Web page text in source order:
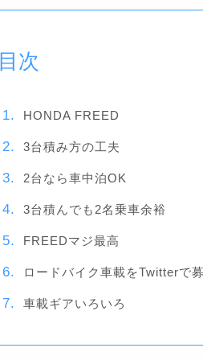
目次
HONDA FREED
3台積み方の工夫
2台なら車中泊OK
3台積んでも2名乗車余裕
FREEDマジ最高
ロードバイク車載をTwitterで
車載ギアいろいろ